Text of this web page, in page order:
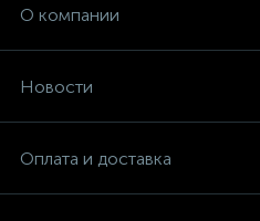
О компании
Новости
Оплата и доставка